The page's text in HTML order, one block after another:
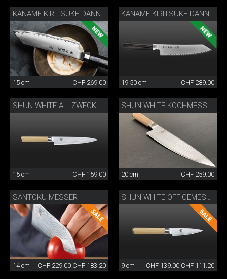
KANAME KIRITSUKE DANNY KHEZZAR 15 CM
15 cm CHF 269.00
KANAME KIRITSUKE DANNY KHEZZAR 19.5 CM
19.50 cm CHF 289.00
15 cm CHF 159.00 20 cm CHF 259.00
SANTOKU MESSER
14 cm CHF 229.00 CHF 183.20 9 cm CHF 139.00 CHF 111.20